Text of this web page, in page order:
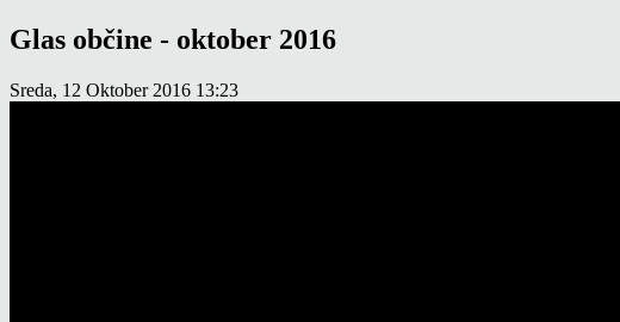
Glas občine - oktober 2016
Sreda, 12 Oktober 2016 13:23